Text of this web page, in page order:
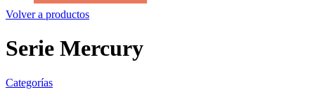
Volver a productos
Serie Mercury
Categorías